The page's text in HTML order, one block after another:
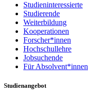
Studieninteressierte
Studierende
Weiterbildung
Kooperationen
Forscher*innen
Hochschullehre
Jobsuchende
Für Absolvent*innen
Studienangebot